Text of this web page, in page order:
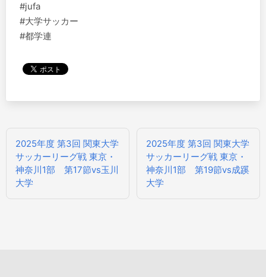
#jufa
#大学サッカー
#都学連
投
ー
2025年度 第3回 関東大学
サッカーリーグ戦 東京・
神奈川1部 第17節vs玉川
大学
2025年度 第3回 関東大学
サッカーリーグ戦 東京・
神奈川1部 第19節vs成蹊
大学